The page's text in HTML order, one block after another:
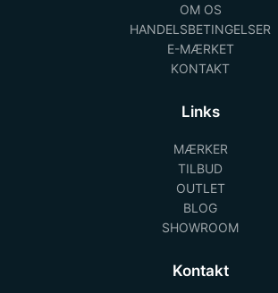
OM OS
HANDELSBETINGELSER
E-MÆRKET
KONTAKT
Links
MÆRKER
TILBUD
OUTLET
BLOG
SHOWROOM
Kontakt